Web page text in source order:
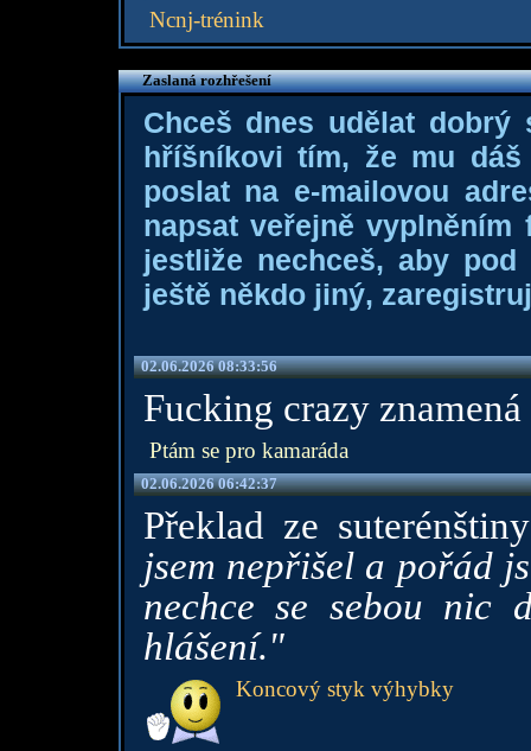
Ncnj-trénink
Zaslaná rozhřešení
Chceš dnes udělat dobrý
hříšníkovi tím, že mu
poslat na e-mailovou
napsat veřejně
jestliže nechceš, aby
ještě někdo jiný,
02.06.2026 08:33:56
Fucking crazy
Ptám se pro kamaráda
02.06.2026 06:42:37
Překlad ze
jsem nepřišel a pořád
nechce se sebou nic
hlášení."
Koncový styk výhybky